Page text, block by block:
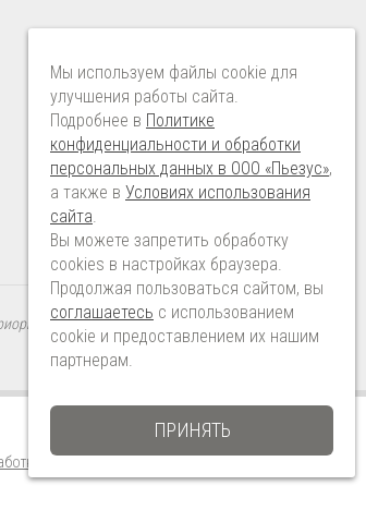
PIEZUS ”
персональных данных в ООО
Мы используем файлы cookie для
улучшения работы сайта.
Подробнее в Политике
конфиденциальности и обработки
персональных данных в ООО «Пьезус»,
а также в Условиях использования
сайта.
Вы можете запретить обработку
сookies в настройках браузера.
Продолжая пользоваться сайтом, вы
соглашаетесь с использованием
cookie и предоставлением их нашим
партнерам.
ПРИНЯТЬ